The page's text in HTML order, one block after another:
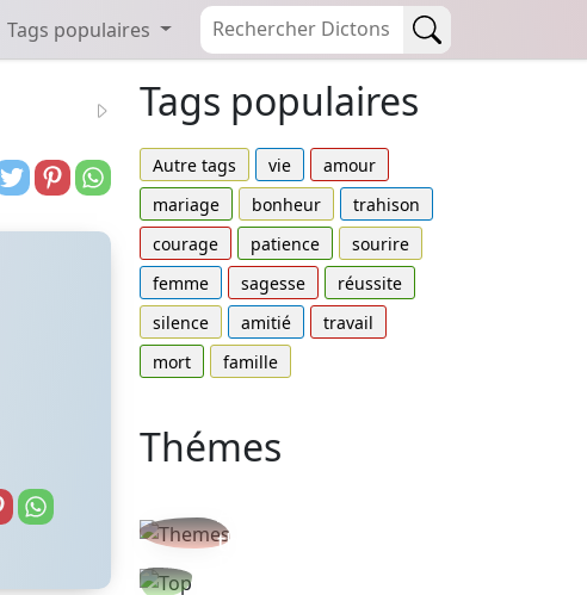
Tags populaires
Tags populaires
Autre tags vie
amour
mariage
bonheur
trahison
courage
patience
sourire
femme
sagesse
réussite
silence
amitié
travail
mort
famille
Thémes
thèmes